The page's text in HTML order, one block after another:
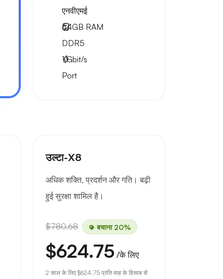
एनवीएमई
64GB RAM
DDR5
1Gbit/s
Port
उल्टा-X8
अधिक शक्ति, प्रदर्शन और गति। बढ़ी
हुई सुरक्षा शामिल है।
$780.68 बचाना 20%
$624.75 /के लिए
2 साल के लिए $624.75 प्रति माह के हिसाब से